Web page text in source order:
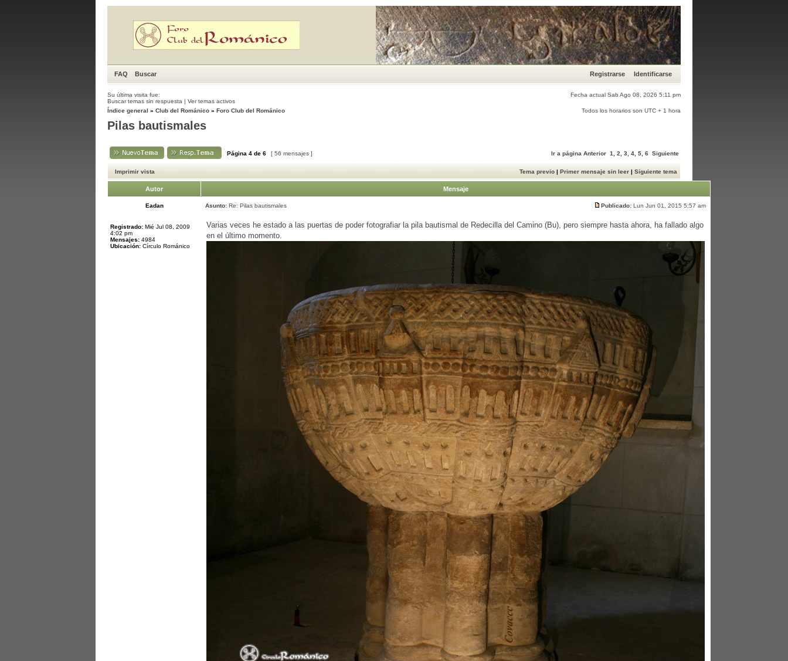
FAQ Buscar Registrarse Identificarse
Su última visita fue:
Fecha actual Sab Ago 08, 2026 5:11 pm
Buscar temas sin respuesta | Ver temas activos
Índice general » Club del Románico » Foro Club del Románico Todos los horarios son UTC + 1 hora
Pilas bautismales
Página 4 de 6 [ 56 mensajes ] Ir a página Anterior 1 2 3 4 5 6 Siguiente
Imprimir vista Tema previo | Primer mensaje sin leer | Siguiente tema
Autor Mensaje
Eadan Asunto: Re: Pilas bautismales Publicado: Lun Jun 01, 2015 5:57 am
Registrado: Mié Jul 08, 2009
4:02 pm
Mensajes: 4984
Ubicación: Círculo Románico
Varias veces he estado a las puertas de poder fotografiar la pila bautismal de Redecilla del Camino (Bu), pero siempre hasta ahora, ha fallado algo
en el último momento.